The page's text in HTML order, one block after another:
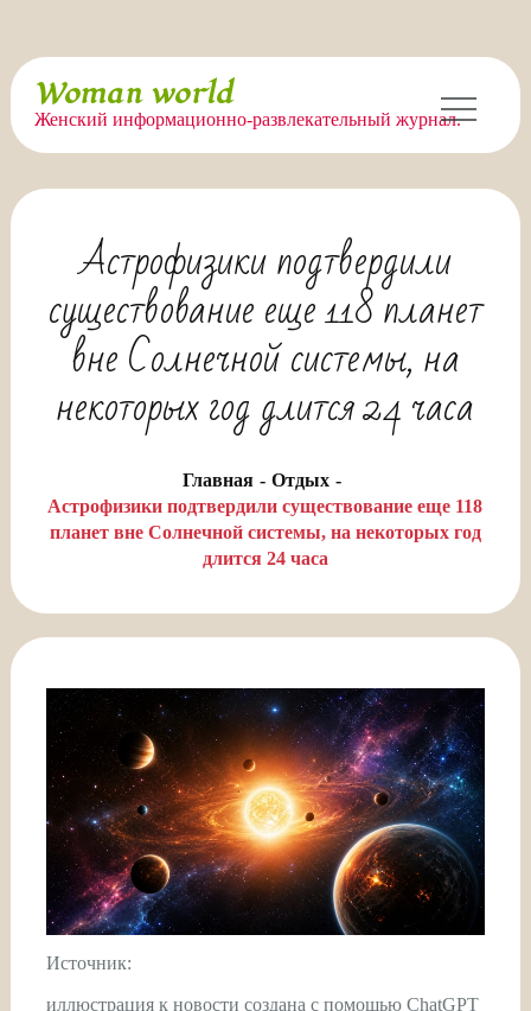
Перейти
содержимому
Woman world
Женский информационно-развлекательный журнал.
Астрофизики подтвердили
существование еще 118 планет
вне Солнечной системы, на
некоторых год длится 24 часа
Главная
Отдых
Астрофизики подтвердили существование еще 118
планет вне Солнечной системы, на некоторых год
длится 24 часа
Источник:
иллюстрация к новости создана с помощью ChatGPT